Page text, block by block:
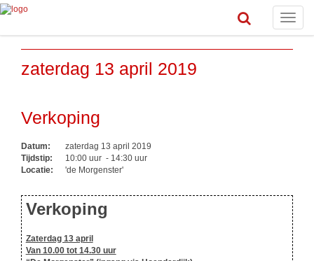
Toggle
zaterdag 13 april 2019
Verkoping
Datum:
zaterdag 13 april 2019
Tijdstip:
10:00 uur - 14:30 uur
Locatie:
'de Morgenster'
Verkoping
Zaterdag 13 april
Van 10.00 tot 14.30 uur